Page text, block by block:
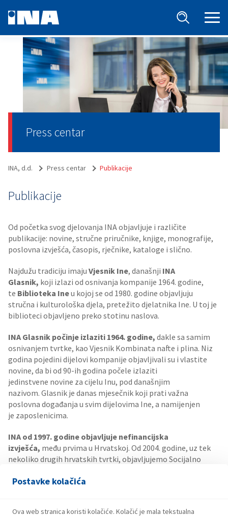
Postavke kolačića
Ova web stranica koristi kolačiće. Kolačić je mala tekstualna
Press centar
INA, d.d. Press centar Publikacije
Publikacije
Od početka svog djelovanja INA objavljuje i različite
publikacije: novine, stručne priručnike, knjige, monografije,
poslovna izvješća, časopis, rječnike, kataloge i slično.
Najdužu tradiciju imaju Vjesnik Ine, današnji INA
Glasnik, koji izlazi od osnivanja kompanije 1964. godine,
te Biblioteka Ineu kojoj se od 1980. godine objavljuju
stručna i kulturološka djela, pretežito djelatnika Ine. U toj je
biblioteci objavljeno preko stotinu naslova.
INA Glasnik počinje izlaziti 1964. godine, dakle sa samim
osnivanjem tvrtke, kao Vjesnik Kombinata nafte i plina. Niz
godina pojedini dijelovi kompanije objavljivali su i vlastite
novine, da bi od 90-ih godina počele izlaziti
jedinstvene novine za cijelu Inu, pod današnjim
nazivom. Glasnik je danas mjesečnik koji prati važna
poslovna događanja u svim dijelovima Ine, a namijenjen
je zaposlenicima.
INA od 1997. godine objavljuje nefinancijska
izvješća, među prvima u Hrvatskoj. Od 2004. godine, uz tek
nekoliko drugih hrvatskih tvrtki, objavljujemo Socijalno
održivom razvoju sukladno je G3 GRI metodologiji, čime
objedinjeno s financijskim godišnjim izvješćem u